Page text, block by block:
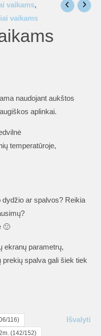
vaikams,
vaikams
naudojant aukštos
aplinkai.
temperatūroje,
dydžio ar spalvos? Reikia
🙂
ekranų parametrų,
prekių spalva gali šiek tiek
116)
(142/152)
Išvalyti